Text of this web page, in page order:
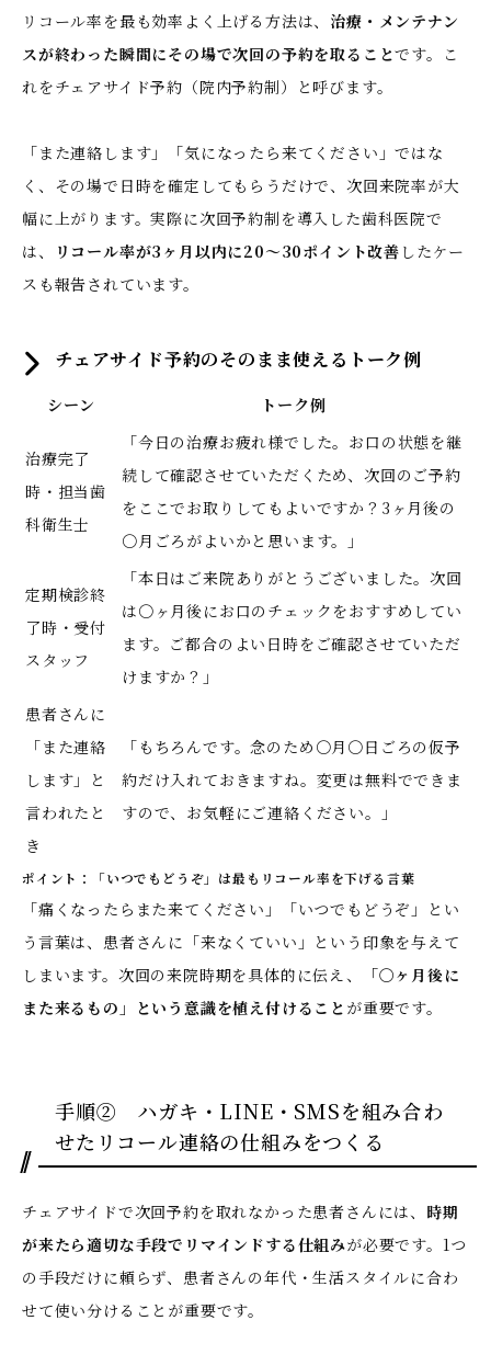
リコール率を最も効率よく上げる方法は、 治療・メンテナン
スが終わった瞬間にその場で次回の予約を取ることです。こ
れをチェアサイド予約（院内予約制）と呼びます。
「また連絡します」「気になったら来てください」ではな
く、その場で日時を確定してもらうだけで、次回来院率が大
幅に上がります。実際に次回予約制を導入した歯科医院で
は、
リコール率が3ヶ月以内に20〜30ポイント改善 したケー
スも報告されています。
チェアサイド予約のそのまま使えるトーク例
シーン トーク例
治療完了
時・担当歯
科衛生士
「今日の治療お疲れ様でした。お口の状態を継
続して確認させていただくため、次回のご予約
をここでお取りしてもよいですか？3ヶ月後の
〇月ごろがよいかと思います。」
定期検診終
了時・受付
スタッフ
「本日はご来院ありがとうございました。次回
は〇ヶ月後にお口のチェックをおすすめしてい
ます。ご都合のよい日時をご確認させていただ
けますか？」
患者さんに
「また連絡
します」と
言われたと
き
「もちろんです。念のため〇月〇日ごろの仮予
約だけ入れておきますね。変更は無料でできま
すので、お気軽にご連絡ください。」
ポイント：「いつでもどうぞ」は最もリコール率を下げる言葉
「痛くなったらまた来てください」「いつでもどうぞ」とい
う言葉は、患者さんに「来なくていい」という印象を与えて
しまいます。次回の来院時期を具体的に伝え、
「〇ヶ月後に
また来るもの」という意識を植え付けること が重要です。
手順② ハガキ・LINE・SMSを組み合わ
せたリコール連絡の仕組みをつくる
チェアサイドで次回予約を取れなかった患者さんには、 時期
が来たら適切な手段でリマインドする仕組みが必要です。1つ
の手段だけに頼らず、患者さんの年代・生活スタイルに合わ
せて使い分けることが重要です。